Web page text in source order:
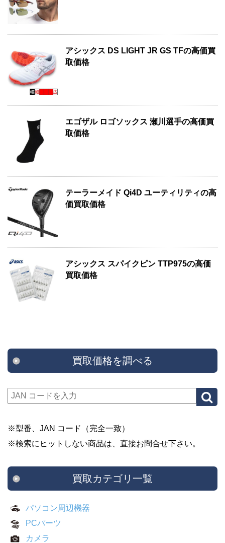
アシックス DS LIGHT JR GS TFの高価買
取価格
エゴザル ロゴソックス 瀬川選手の高価買
取価格
テーラーメイド Qi4D ユーティリティの高
価買取価格
アシックス スパイクピン TTP975の高価
買取価格
買取価格を調べる
※型番、JAN コード（完全一致）
※検索にヒットしない商品は、直接お問合せ下さい。
買取カテゴリ一覧
パソコン周辺機器
PCパーツ
カメラ